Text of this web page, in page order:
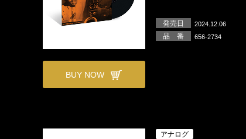
BUY NOW
発売日 2024.12.06
品 番 656-2734
アナログ